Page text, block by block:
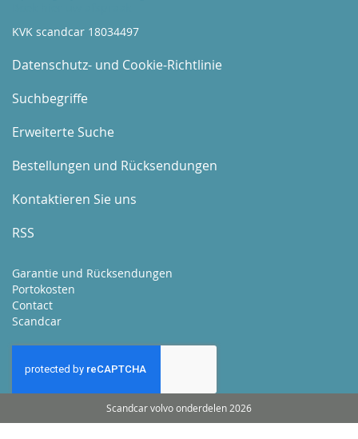
KVK scandcar 18034497
Datenschutz- und Cookie-Richtlinie
Suchbegriffe
Erweiterte Suche
Bestellungen und Rücksendungen
Kontaktieren Sie uns
RSS
Garantie und Rücksendungen
Portokosten
Contact
Scandcar
Scandcar volvo onderdelen 2026